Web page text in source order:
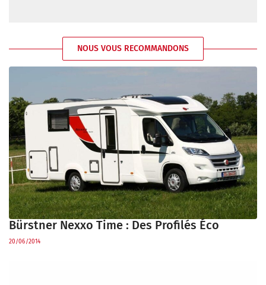
NOUS VOUS RECOMMANDONS
Bürstner Nexxo Time : Des Profilés Éco
20/06/2014